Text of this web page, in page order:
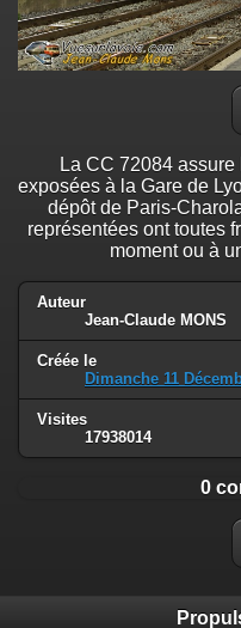
La CC 72084
exposées à la Gare de
dépôt de Paris-
représentées ont toutes
moment ou à
Auteur
Jean-Claude MONS
Créée le
Dimanche 11
Visites
17938014
0